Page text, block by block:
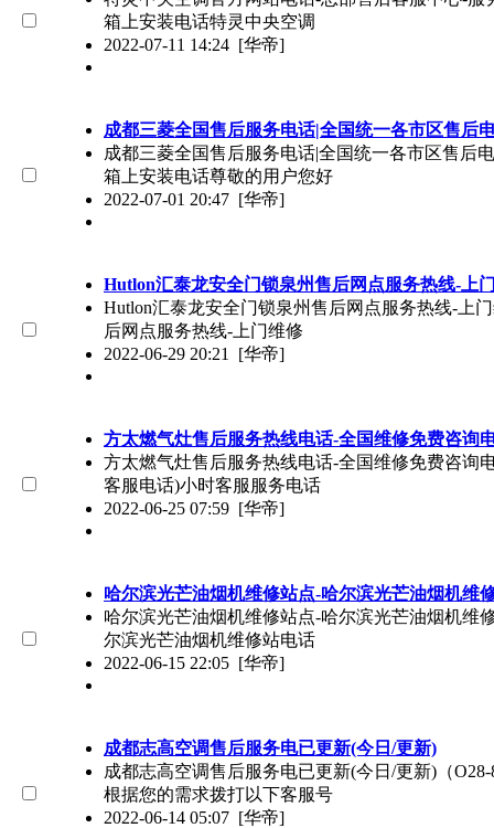
箱上安装电话特灵中央空调
2022-07-11 14:24 [华帝]
成都三菱全国售后服务电话|全国统一各市区售后
成都三菱全国售后服务电话|全国统一各市区售后
箱上安装电话尊敬的用户您好
2022-07-01 20:47 [华帝]
Hutlon汇泰龙安全门锁泉州售后网点服务热线-上
Hutlon汇泰龙安全门锁泉州售后网点服务热线-上
后网点服务热线-上门维修
2022-06-29 20:21 [华帝]
方太燃气灶售后服务热线电话-全国维修免费咨询
方太燃气灶售后服务热线电话-全国维修免费咨询
客服电话)小时客服服务电话
2022-06-25 07:59 [华帝]
哈尔滨光芒油烟机维修站点-哈尔滨光芒油烟机维
哈尔滨光芒油烟机维修站点-哈尔滨光芒油烟机维
尔滨光芒油烟机维修站电话
2022-06-15 22:05 [华帝]
成都志高空调售后服务电已更新(今日/更新)
成都志高空调售后服务电已更新(今日/更新)（
根据您的需求拨打以下客服号
2022-06-14 05:07 [华帝]